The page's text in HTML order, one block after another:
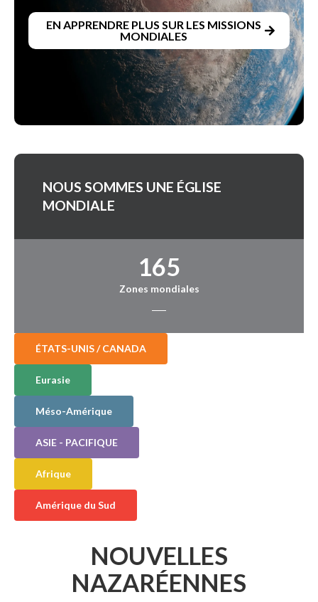
EN APPRENDRE PLUS SUR LES MISSIONS
MONDIALES
NOUS SOMMES UNE ÉGLISE
MONDIALE
165
Zones mondiales
ÉTATS-UNIS / CANADA
Eurasie
Méso-Amérique
ASIE - PACIFIQUE
Afrique
Amérique du Sud
NOUVELLES
NAZARÉENNES